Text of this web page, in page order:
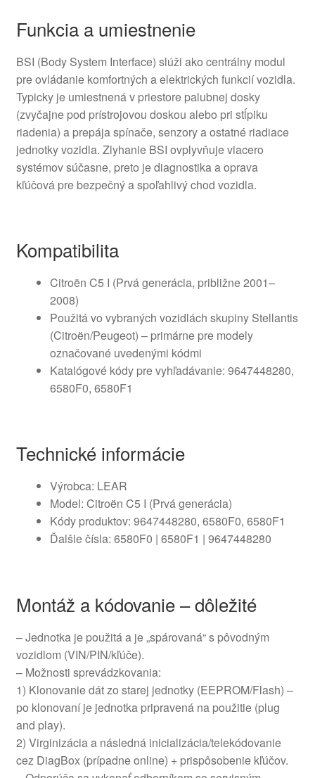
Funkcia a umiestnenie
BSI (Body System Interface) slúži ako centrálny modul
pre ovládanie komfortných a elektrických funkcií vozidla.
Typicky je umiestnená v priestore palubnej dosky
(zvyčajne pod prístrojovou doskou alebo pri stĺpiku
riadenia) a prepája spínače, senzory a ostatné riadiace
jednotky vozidla. Zlyhanie BSI ovplyvňuje viacero
systémov súčasne, preto je diagnostika a oprava
kľúčová pre bezpečný a spoľahlivý chod vozidla.
Kompatibilita
Citroën C5 I (Prvá generácia, približne 2001–
2008)
Použitá vo vybraných vozidlách skupiny Stellantis
(Citroën/Peugeot) – primárne pre modely
označované uvedenými kódmi
Katalógové kódy pre vyhľadávanie: 9647448280,
6580F0, 6580F1
Technické informácie
Výrobca: LEAR
Model: Citroën C5 I (Prvá generácia)
Kódy produktov: 9647448280, 6580F0, 6580F1
Ďalšie čísla: 6580F0 | 6580F1 | 9647448280
Montáž a kódovanie – dôležité
– Jednotka je použitá a je „spárovaná“ s pôvodným
vozidlom (VIN/PIN/kľúče).
– Možnosti sprevádzkovania:
1) Klonovanie dát zo starej jednotky (EEPROM/Flash) –
po klonovaní je jednotka pripravená na použitie (plug
and play).
2) Virginizácia a následná inicializácia/telekódovanie
cez DiagBox (prípadne online) + prispôsobenie kľúčov.